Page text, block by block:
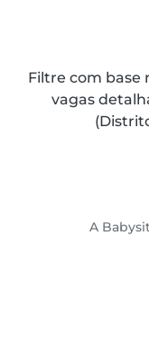
Filtre com base
vagas
A